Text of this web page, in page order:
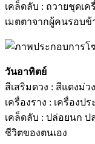
เคล็ดลับ : ถวายชุดเ
เมตตาจากผู้คนรอบข้
วันอาทิตย์
สีเสริมดวง : สีแดงม่วง
เครื่องราง : เครื่องป
เคล็ดลับ : ปล่อยนก ป
ชีวิตของตนเอง